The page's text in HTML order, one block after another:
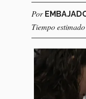
Por
Tiempo